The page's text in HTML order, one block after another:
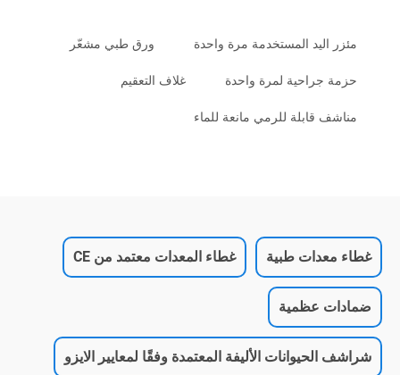
مئزر اليد المستخدمة مرة واحدة ورق طبي مشعّر
حزمة جراحية لمرة واحدة غلاف التعقيم
مناشف قابلة للرمي مانعة للماء
غطاء معدات طبية غطاء المعدات معتمد من CE
ضمادات عظمية
شراشف الحيوانات الأليفة المعتمدة وفقًا لمعايير الايزو